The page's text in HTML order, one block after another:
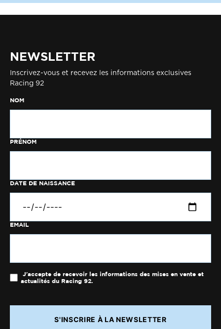
NEWSLETTER
Inscrivez-vous et recevez les informations exclusives
Racing 92
NOM
PRÉNOM
DATE DE NAISSANCE
EMAIL
J'accepte de recevoir les informations des mises en vente et
actualités du Racing 92.
S'INSCRIRE À LA NEWSLETTER